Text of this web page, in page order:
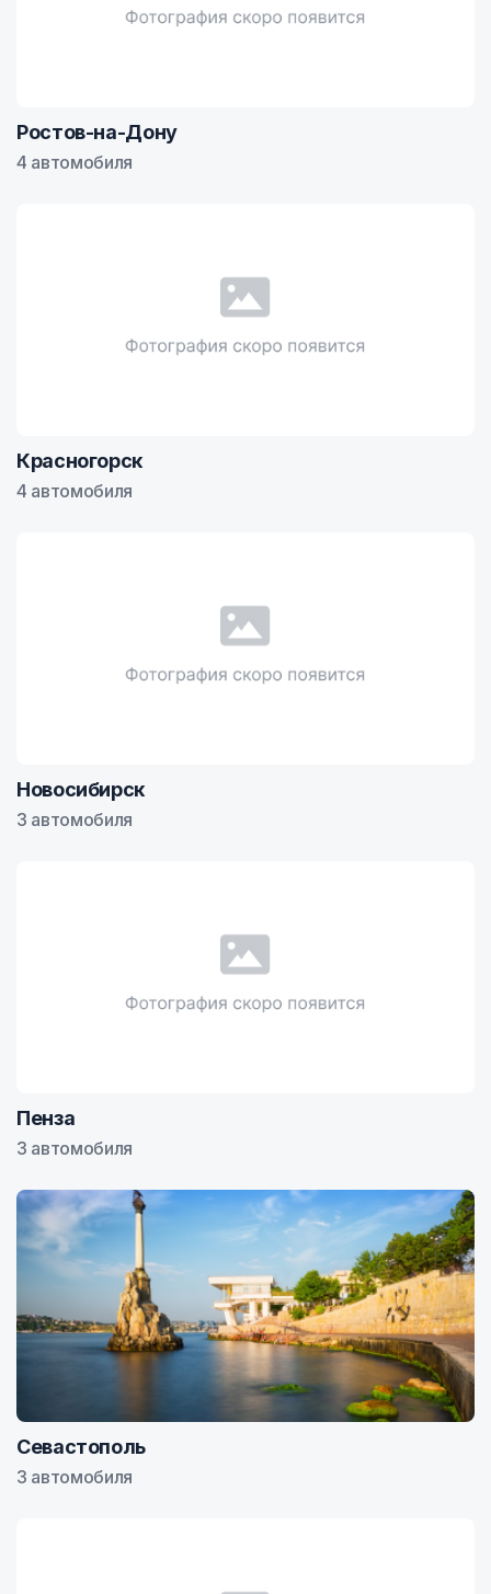
Ростов-на-Дону
4 автомобиля
Красногорск
4 автомобиля
Новосибирск
3 автомобиля
Пенза
3 автомобиля
Севастополь
3 автомобиля